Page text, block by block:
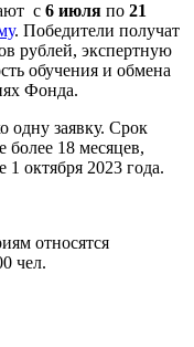
с 6 июля по 21
. Победители получат
рублей, экспертную
обучения и обмена
Фонда.
одну заявку. Срок
более 18 месяцев,
1 октября 2023 года.
относятся
чел.